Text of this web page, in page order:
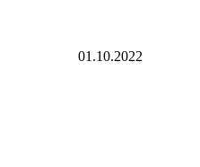
01.10.2022